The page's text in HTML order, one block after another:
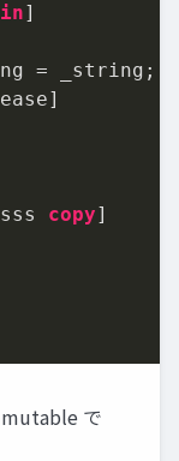
]
= _string;
copy]
で